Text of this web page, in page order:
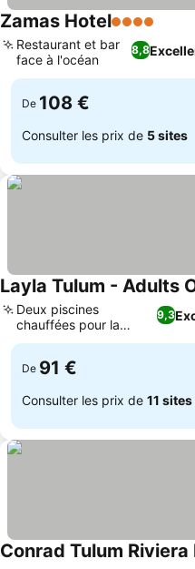
Zamas Hotel4 Étoiles
8,8
Restaurant et bar
face à l'océan
De 108 €
Consulter les prix de 5 sites
Layla Tulum - Adults
9,3
Deux piscines
chauffées pour la
détente
De 91 €
Consulter les prix de 11 sites
Conrad Tulum Riviera